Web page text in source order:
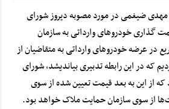
مهدی ضیغمی در موردمصوبه دیروز شورای
گذاری خودروهای وارداتی به سازمان
در عرضه خودروهای وارداتی به متقاضیان از
که در این رابطه تدبیری بیاندیشد، شورای
از این به بعد قیمت تعیین شده از سوی
از سوی سازمان حمایت ملاک خواهد بود.